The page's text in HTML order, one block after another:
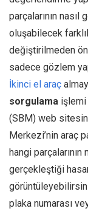
parçalarının
oluşabilecek
değiştirilmeden
sadece gözlem
İkinci el araç
sorgulama
(SBM) web
Merkezi’nin araç
hangi
gerçekleştiği
plaka numarası